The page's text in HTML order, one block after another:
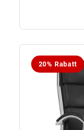
20% Rabatt